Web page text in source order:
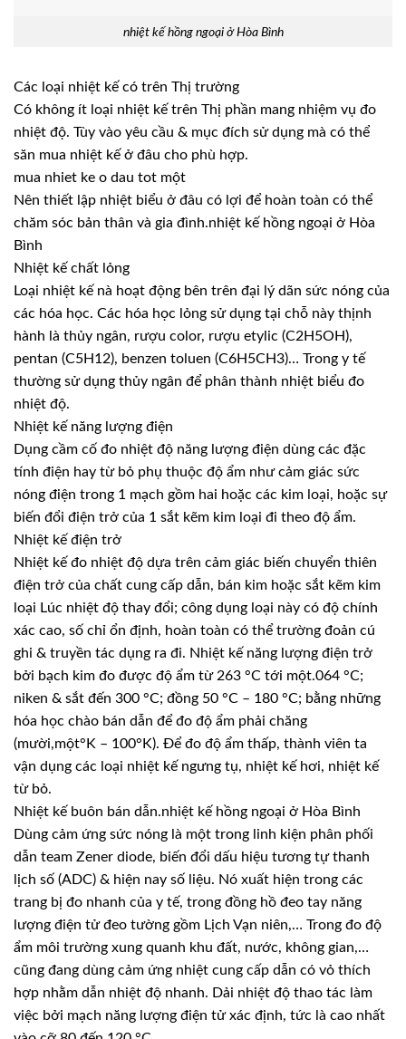
nhiệt kế hồng ngoại ở Hòa Bình
Các loại nhiệt kế có trên Thị trường
Có không ít loại nhiệt kế trên Thị phần mang nhiệm vụ đo
nhiệt độ. Tùy vào yêu cầu & mục đích sử dụng mà có thể
săn mua nhiệt kế ở đâu cho phù hợp.
mua nhiet ke o dau tot một
Nên thiết lập nhiệt biểu ở đâu có lợi để hoàn toàn có thể
chăm sóc bản thân và gia đình.nhiệt kế hồng ngoại ở Hòa
Bình
Nhiệt kế chất lỏng
Loại nhiệt kế nà hoạt động bên trên đại lý dãn sức nóng của
các hóa học. Các hóa học lỏng sử dụng tại chỗ này thịnh
hành là thủy ngân, rượu color, rượu etylic (C2H5OH),
pentan (C5H12), benzen toluen (C6H5CH3)… Trong y tế
thường sử dụng thủy ngân để phân thành nhiệt biểu đo
nhiệt độ.
Nhiệt kế năng lượng điện
Dụng cầm cố đo nhiệt độ năng lượng điện dùng các đặc
tính điện hay từ bỏ phụ thuộc độ ẩm như cảm giác sức
nóng điện trong 1 mạch gồm hai hoặc các kim loại, hoặc sự
biến đổi điện trở của 1 sắt kẽm kim loại đi theo độ ẩm.
Nhiệt kế điện trở
Nhiệt kế đo nhiệt độ dựa trên cảm giác biến chuyển thiên
điện trở của chất cung cấp dẫn, bán kim hoặc sắt kẽm kim
loại Lúc nhiệt độ thay đổi; công dụng loại này có độ chính
xác cao, số chỉ ổn định, hoàn toàn có thể trường đoản cú
ghi & truyền tác dụng ra đi. Nhiệt kế năng lượng điện trở
bởi bạch kim đo được độ ẩm từ 263 °C tới một.064 °C;
niken & sắt đến 300 °C; đồng 50 °C – 180 °C; bằng những
hóa học chào bán dẫn để đo độ ẩm phải chăng
(mười,một°K – 100°K). Để đo độ ẩm thấp, thành viên ta
vận dụng các loại nhiệt kế ngưng tụ, nhiệt kế hơi, nhiệt kế
từ bỏ.
Nhiệt kế buôn bán dẫn.nhiệt kế hồng ngoại ở Hòa Bình
Dùng cảm ứng sức nóng là một trong linh kiện phân phối
dẫn team Zener diode, biến đổi dấu hiệu tương tự thanh
lịch số (ADC) & hiện nay số liệu. Nó xuất hiện trong các
trang bị đo nhanh của y tế, trong đồng hồ đeo tay năng
lượng điện tử đeo tường gồm Lịch Vạn niên,… Trong đo độ
ẩm môi trường xung quanh khu đất, nước, không gian,…
cũng đang dùng cảm ứng nhiệt cung cấp dẫn có vỏ thích
hợp nhằm dẫn nhiệt độ nhanh. Dải nhiệt độ thao tác làm
việc bởi mạch năng lượng điện tử xác định, tức là cao nhất